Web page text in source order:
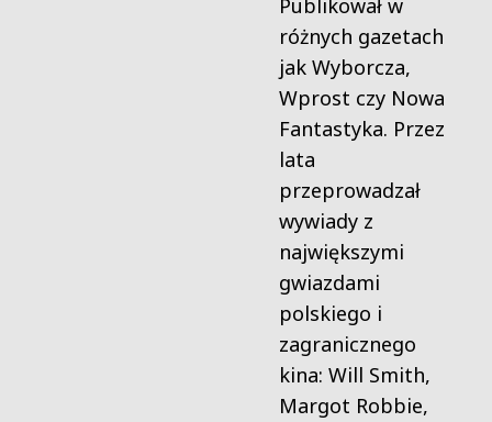
Publikował w
różnych gazetach
jak Wyborcza,
Wprost czy Nowa
Fantastyka. Przez
lata
przeprowadzał
wywiady z
największymi
gwiazdami
polskiego i
zagranicznego
kina: Will Smith,
Margot Robbie,